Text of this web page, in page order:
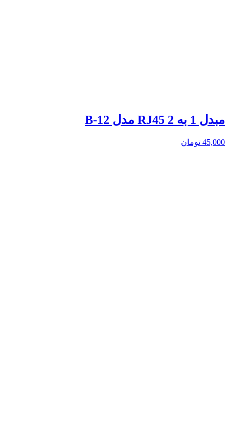
مبدل 1 به 2 RJ45 مدل B-12
45,000 تومان